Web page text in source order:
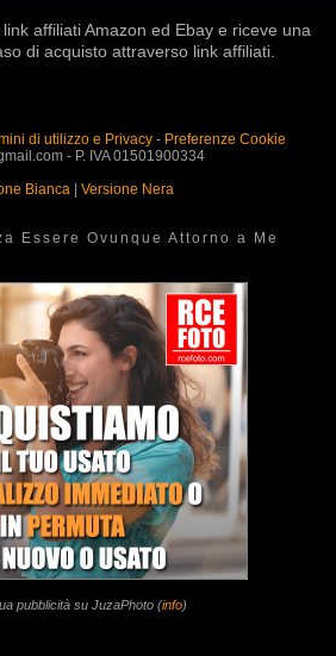
affiliati Amazon ed Ebay e riceve una
di acquisto attraverso link affiliati.
di utilizzo e Privacy- Preferenze Cookie
- P. IVA 01501900334
Bianca
Versione Nera
Essere Ovunque Attorno a Me
pubblicità su JuzaPhoto (info)